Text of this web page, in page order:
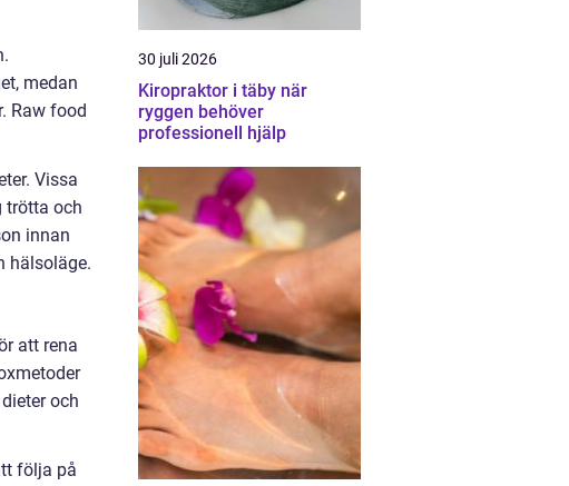
medan
Raw food
Vissa
trötta och
innan
hälsoläge.
att rena
och
följa på
30 juli 2026
Kiropraktor i täby när
ryggen behöver
professionell hjälp